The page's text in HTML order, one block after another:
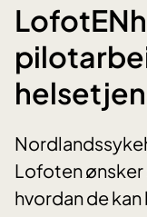
Lofoten
hvordan de